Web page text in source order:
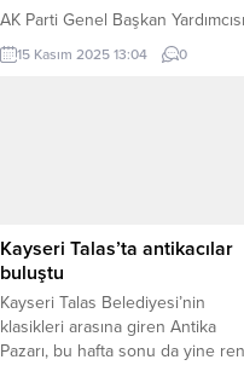
AK Parti Genel Başkan Yardımcısı
ve Yalova Milletvekili Ahmet
Büyükgümüş’ün, Genel
nezaketle yapılır” diyen bir kişinin
aynı paragraflarda Genel
Başkanımıza yönelik kullandığı...
15 Kasım 2025 13:04 0
Kayseri Talas’ta antikacılar
buluştu
Kayseri Talas Belediyesi’nin
klasikleri arasına giren Antika
Pazarı, bu hafta sonu da yine